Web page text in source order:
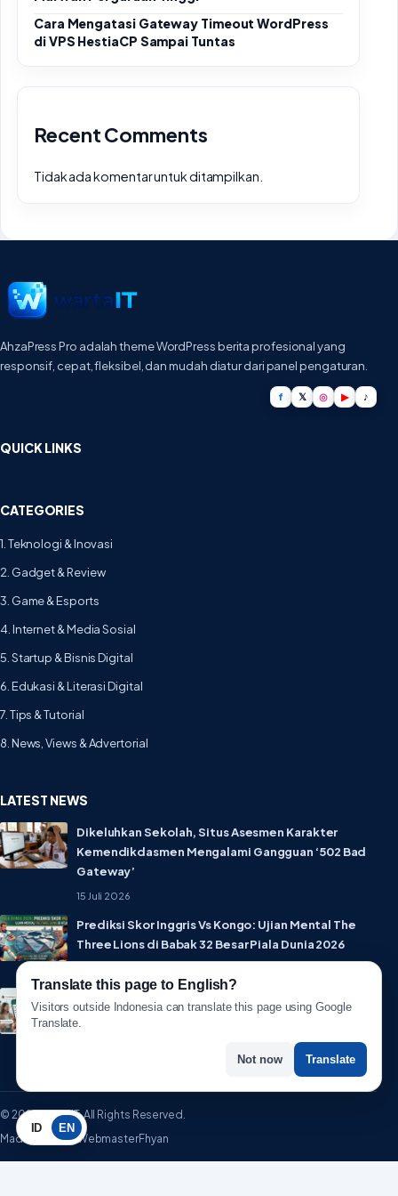
Cara Mengatasi Gateway Timeout WordPress
di VPS HestiaCP Sampai Tuntas
Recent Comments
Tidak ada komentar untuk ditampilkan.
AhzaPress Pro adalah theme WordPress berita profesional yang
responsif, cepat, fleksibel, dan mudah diatur dari panel pengaturan.
f 𝕏 ◎ ▶ ♪
QUICK LINKS
CATEGORIES
1. Teknologi & Inovasi
2. Gadget & Review
3. Game & Esports
4. Internet & Media Sosial
5. Startup & Bisnis Digital
6. Edukasi & Literasi Digital
7. Tips & Tutorial
8. News, Views & Advertorial
LATEST NEWS
Dikeluhkan Sekolah, Situs Asesmen Karakter
Kemendikdasmen Mengalami Gangguan ‘502 Bad
Gateway’
15 Juli 2026
Prediksi Skor Inggris Vs Kongo: Ujian Mental The
Three Lions di Babak 32 Besar Piala Dunia 2026
© 2026 WartaIT. All Rights Reserved.
Made with ♥ by WebmasterFhyan
ID EN
Translate this page to English?
Visitors outside Indonesia can translate this page using Google
Translate.
Not now Translate